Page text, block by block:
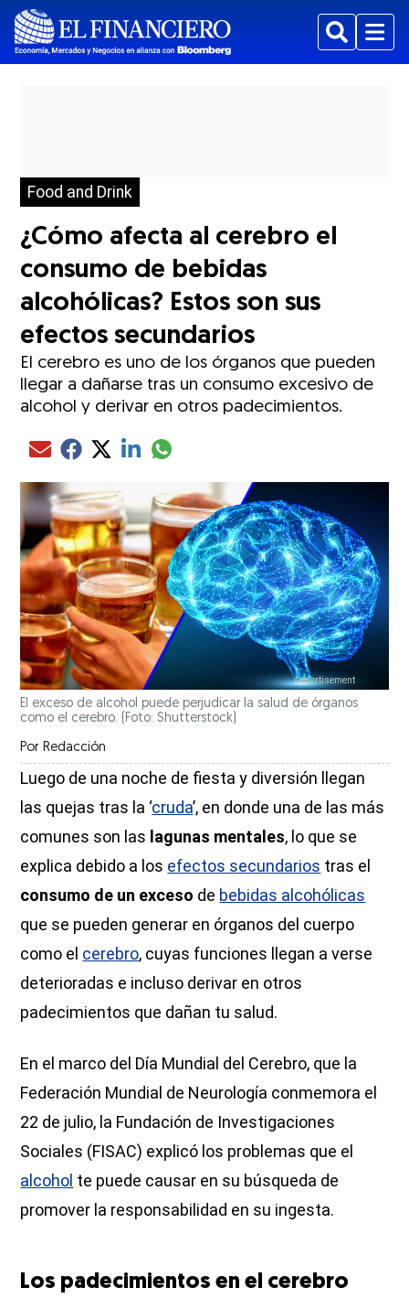
BuscarMenu
Food and Drink
¿Cómo afecta al cerebro el
consumo de bebidas
alcohólicas? Estos son sus
efectos secundarios
El cerebro es uno de los órganos que pueden
llegar a dañarse tras un consumo excesivo de
alcohol y derivar en otros padecimientos.
Compartir el artículo actual mediante Email
Compartir el artículo actual mediante Facebook
Compartir el artículo actual mediante Twitter
Compartir el artículo actual mediante LinkedIn
Compartir el artículo actual mediante
El exceso de alcohol puede perjudicar la salud de órganos
como el cerebro. (Foto: Shutterstock)
Por Redacción
Luego de una noche de fiesta y diversión llegan
las quejas tras la ‘cruda’, en donde una de las más
comunes son las lagunas mentales, lo que se
explica debido a los efectos secundarios tras el
consumo de un exceso de bebidas alcohólicas
que se pueden generar en órganos del cuerpo
como el cerebro, cuyas funciones llegan a verse
deterioradas e incluso derivar en otros
padecimientos que dañan tu salud.
En el marco del Día Mundial del Cerebro, que la
Federación Mundial de Neurología conmemora el
22 de julio, la Fundación de Investigaciones
Sociales (FISAC) explicó los problemas que el
alcohol te puede causar en su búsqueda de
promover la responsabilidad en su ingesta.
Los padecimientos en el cerebro